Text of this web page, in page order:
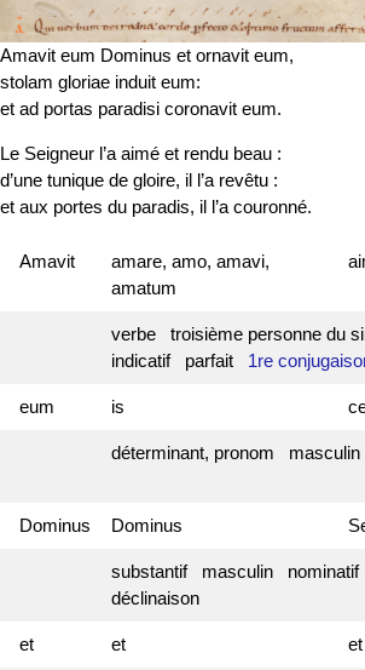
Amavit eum Dominus et ornavit eum,
stolam gloriae induit eum:
et ad portas paradisi coronavit eum.
Le Seigneur l’a aimé et rendu beau :
d’une tunique de gloire, il l’a revêtu :
et aux portes du paradis, il l’a couronné.
Amavit
amare, amo, amavi,
amatum
verbe troisième personne du
indicatif parfait 1re
eum is
déterminant, pronom
Dominus Dominus
substantif masculin
déclinaison
et et et